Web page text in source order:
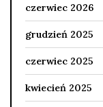
czerwiec 2026
grudzień 2025
czerwiec 2025
kwiecień 2025